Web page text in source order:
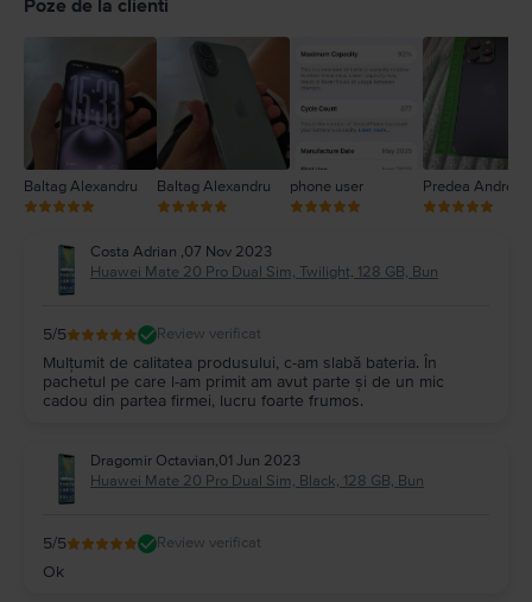
Poze de la clienti
Baltag Alexandru Baltag Alexandru phone user Predea Andreea
Costa Adrian ,07 Nov 2023
Huawei Mate 20 Pro Dual Sim, Twilight, 128 GB, Bun
5/5 Review verificat
Mulțumit de calitatea produsului, c-am slabă bateria. În
pachetul pe care l-am primit am avut parte și de un mic
cadou din partea firmei, lucru foarte frumos.
Dragomir Octavian,01 Jun 2023
Huawei Mate 20 Pro Dual Sim, Black, 128 GB, Bun
5/5 Review verificat
Ok